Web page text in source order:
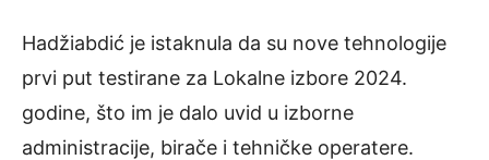
Hadžiabdić je istaknula da su nove tehnologije
prvi put testirane za Lokalne izbore 2024.
godine, što im je dalo uvid u izborne
administracije, birače i tehničke operatere.